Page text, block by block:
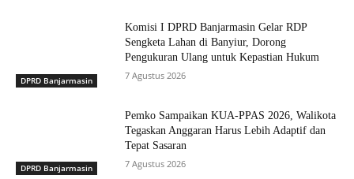
DPRD Banjarmasin
Komisi I DPRD Banjarmasin Gelar RDP
Sengketa Lahan di Banyiur, Dorong
Pengukuran Ulang untuk Kepastian Hukum
7 Agustus 2026
DPRD Banjarmasin
Pemko Sampaikan KUA-PPAS 2026, Walikota
Tegaskan Anggaran Harus Lebih Adaptif dan
Tepat Sasaran
7 Agustus 2026